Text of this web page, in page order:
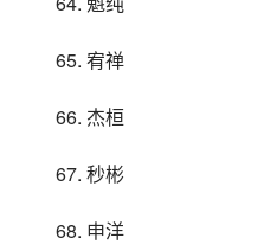
65. 宥禅
66. 杰桓
67. 秒彬
68. 申洋